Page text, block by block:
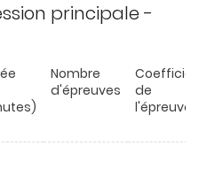
principale -
Nombre
d'épreuves
de
l'épreuve